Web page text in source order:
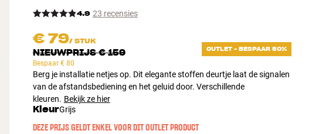
4.9 23 recensies
€ 79/ STUK
NIEUWPRIJS€ 159
Bespaar € 80
OUTLET - BESPAAR 50%
Berg je installatie netjes op. Dit elegante stoffen deurtje laat de signalen
van de afstandsbediening en het geluid door. Verschillende
kleuren. Bekijk ze hier
KleurGrijs
DEZE PRIJS GELDT ENKEL VOOR DIT OUTLET PRODUCT